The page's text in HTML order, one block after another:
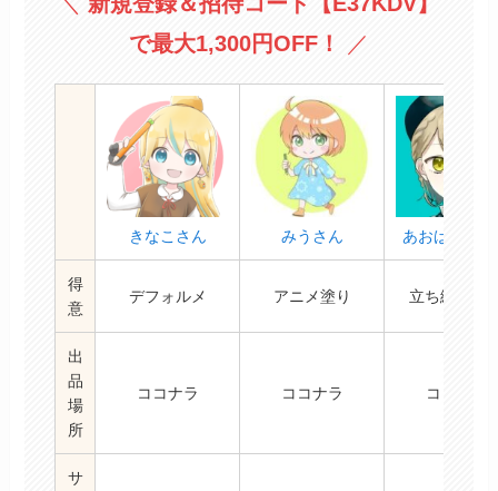
で最大1,300円OFF！
／
きなこさん みうさん あおばそら
得
意
デフォルメ アニメ塗り 立ち絵/
出
品
場
所
ココナラ ココナラ ココナラ
サ